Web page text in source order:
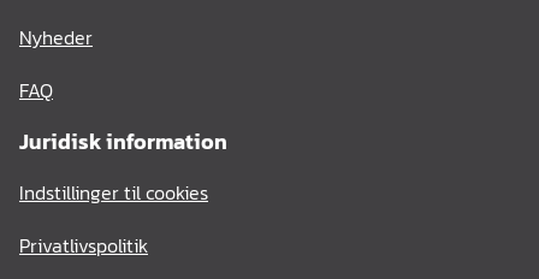
Nyheder
FAQ
Juridisk information
Indstillinger til cookies
Privatlivspolitik